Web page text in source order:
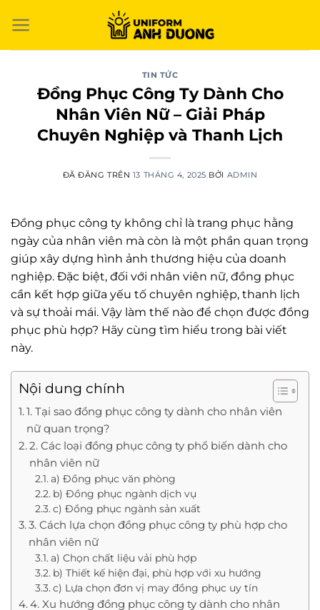
đến
TIN TỨC
Đồng Phục Công Ty Dành Cho
Nhân Viên Nữ – Giải Pháp
Chuyên Nghiệp và Thanh Lịch
ĐÃ ĐĂNG TRÊN 13 THÁNG 4, 2025 BỞI ADMIN
Đồng phục công ty không chỉ là trang phục hằng
ngày của nhân viên mà còn là một phần quan trọng
giúp xây dựng hình ảnh thương hiệu của doanh
nghiệp. Đặc biệt, đối với nhân viên nữ, đồng phục
cần kết hợp giữa yếu tố chuyên nghiệp, thanh lịch
và sự thoải mái. Vậy làm thế nào để chọn được đồng
phục phù hợp? Hãy cùng tìm hiểu trong bài viết
này.
Nội dung chính
1. Tại sao đồng phục công ty dành cho nhân viên
nữ quan trọng?
2. Các loại đồng phục công ty phổ biến dành cho
nhân viên nữ
a) Đồng phục văn phòng
b) Đồng phục ngành dịch vụ
c) Đồng phục ngành sản xuất
3. Cách lựa chọn đồng phục công ty phù hợp cho
nhân viên nữ
a) Chọn chất liệu vải phù hợp
b) Thiết kế hiện đại, phù hợp với xu hướng
c) Lựa chọn đơn vị may đồng phục uy tín
4. Xu hướng đồng phục công ty dành cho nhân